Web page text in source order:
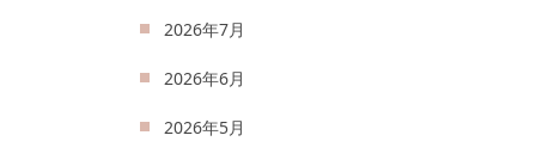
2026年7月
2026年6月
2026年5月